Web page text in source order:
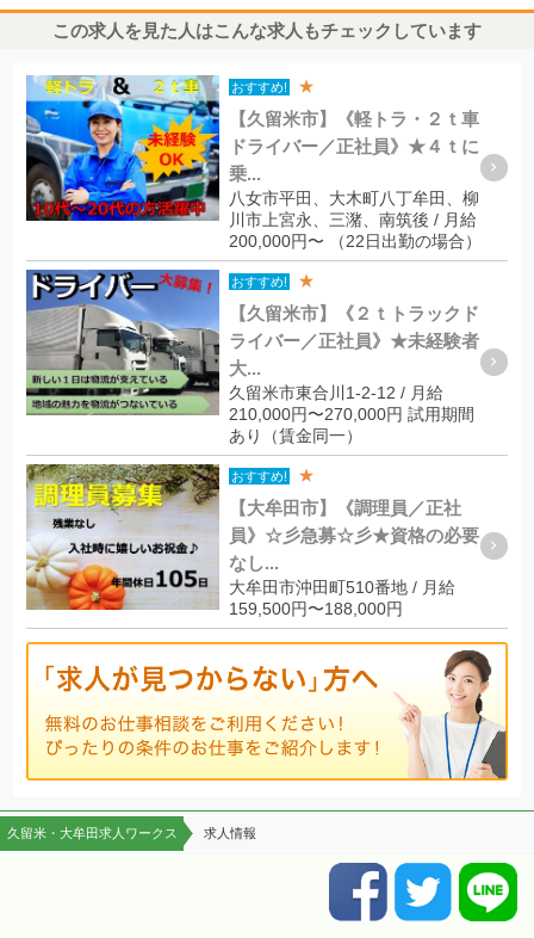
この求人を見た人はこんな求人もチェックしています
おすすめ! ★
【久留米市】《軽トラ・２ｔ車
ドライバー／正社員》★４ｔに
乗...
八女市平田、大木町八丁牟田、柳
川市上宮永、三潴、南筑後 / 月給
200,000円〜 （22日出勤の場合）
おすすめ! ★
【久留米市】《２ｔトラックド
ライバー／正社員》★未経験者
大...
久留米市東合川1-2-12 / 月給
210,000円〜270,000円 試用期間
あり（賃金同一）
おすすめ! ★
【大牟田市】《調理員／正社
員》☆彡急募☆彡★資格の必要
なし...
大牟田市沖田町510番地 / 月給
159,500円〜188,000円
久留米・大牟田求人ワークス 求人情報